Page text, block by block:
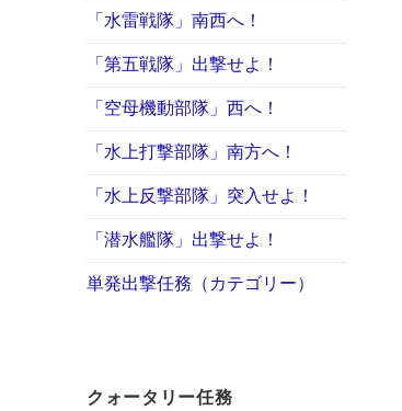
「水雷戦隊」南西へ！
「第五戦隊」出撃せよ！
「空母機動部隊」西へ！
「水上打撃部隊」南方へ！
「水上反撃部隊」突入せよ！
「潜水艦隊」出撃せよ！
単発出撃任務（カテゴリー）
クォータリー任務